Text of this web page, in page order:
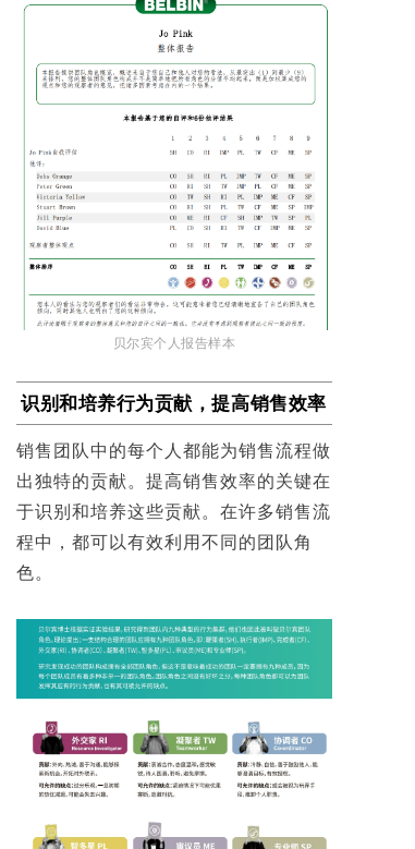
贝尔宾个人报告样本
识别和培养行为贡献，提高销售效率
销售团队中的每个人都能为销售流程做
出独特的贡献。提高销售效率的关键在
于识别和培养这些贡献。在许多销售流
程中，都可以有效利用不同的团队角
色。